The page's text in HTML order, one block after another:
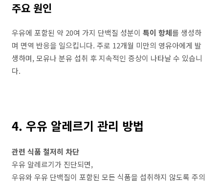
주요 원인
우유에 포함된 약 20여 가지 단백질 성분이 특이 항체를 생성하
며 면역 반응을 일으킵니다. 주로 12개월 미만의 영유아에게 발
생하며, 모유나 분유 섭취 후 지속적인 증상이 나타날 수 있습니
다.
4. 우유 알레르기 관리 방법
관련 식품 철저히 차단
우유 알레르기가 진단되면,
우유와 우유 단백질이 포함된 모든 식품을 섭취하지 않도록 주의